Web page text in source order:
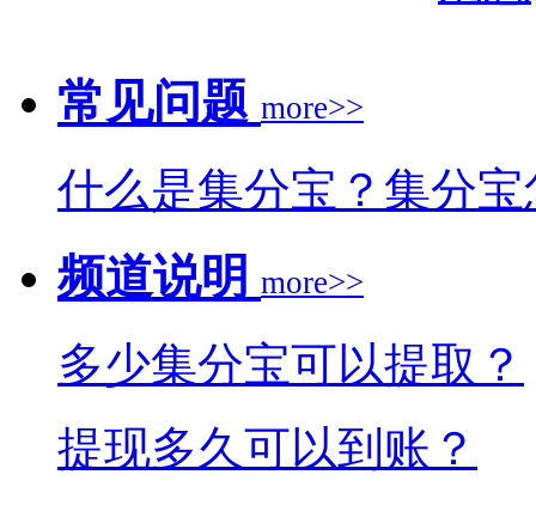
常见问题 more>>
什么是集分宝？集分
频道说明 more>>
多少集分宝可以提取？
提现多久可以到账？